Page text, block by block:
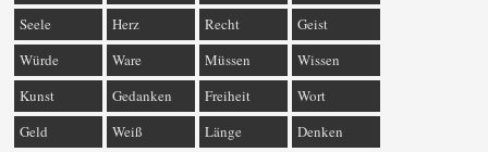
Seele
Herz Recht
Geist
Würde
Ware Müssen
Wissen
Kunst
Gedanken Freiheit
Wort
Geld
Weiß Länge Denken